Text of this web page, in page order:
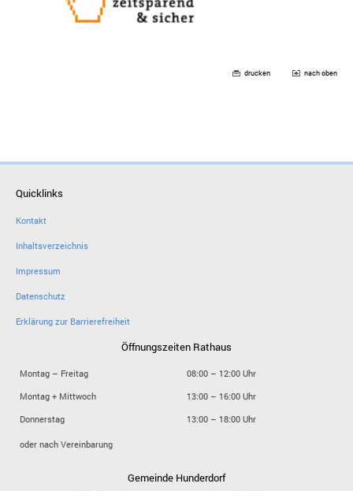
drucken nach oben
Quicklinks
Kontakt
Inhaltsverzeichnis
Impressum
Datenschutz
Erklärung zur Barrierefreiheit
Öffnungszeiten Rathaus
Montag – Freitag
08:00 – 12:00 Uhr
Montag + Mittwoch
13:00 – 16:00 Uhr
Donnerstag
13:00 – 18:00 Uhr
oder nach Vereinbarung
Gemeinde Hunderdorf